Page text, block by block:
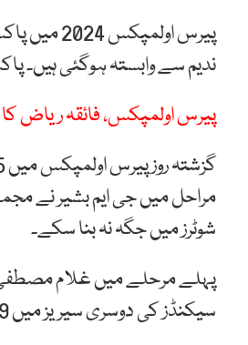
پیرس
ندیم سے وابستہ ہوگئی ہیں۔
پیرس اولمپکس، فائقہ ریاض کا 100 میٹر دوڑ میں چھٹا نمبر، کوالیفائی کرنے میں ناکام
شوٹرز میں جگہ نہ بنا سکے۔
سیکنڈز کی دوسری سیریز میں 99 پوائنٹس اور 4 سیکنڈز کی سیریز میں جی ایم بشیر نے 95 پوائنٹس لیے۔